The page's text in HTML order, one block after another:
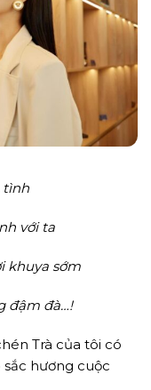
tình
với ta
khuya sớm
đậm đà…!
Trà của tôi có
hương cuộc